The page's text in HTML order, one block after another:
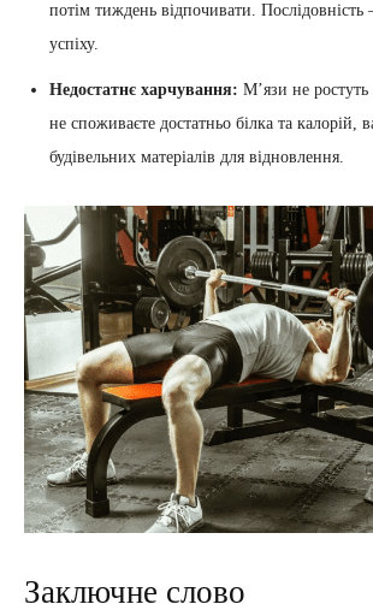
потім тиждень відпочивати.
успіху.
Недостатнє харчування: М’язи не
не споживаєте достатньо білка та калорій,
будівельних матеріалів для відновлення.
Заключне слово